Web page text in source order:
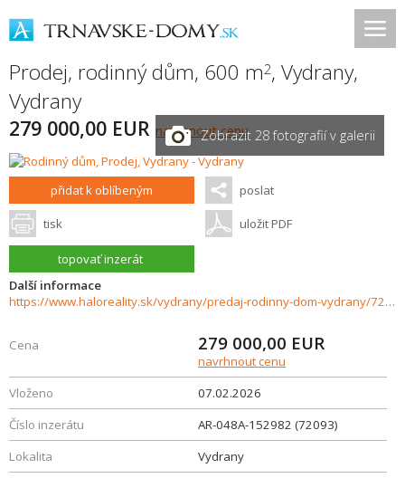
Prodej, rodinný dům, 600 m2, Vydrany,
Vydrany
279 000,00 EUR navrhnout cenuZobrazit 28 fotografií v galerii
přidat k oblíbeným poslat
tisk uložit PDF
topovať inzerát
Další informace
https://www.haloreality.sk/vydrany/predaj-rodinny-dom-vydrany/72093
Cena 279 000,00 EUR
navrhnout cenu
Vloženo
07.02.2026
Číslo inzerátu
AR-048A-152982 (72093)
Lokalita
Vydrany